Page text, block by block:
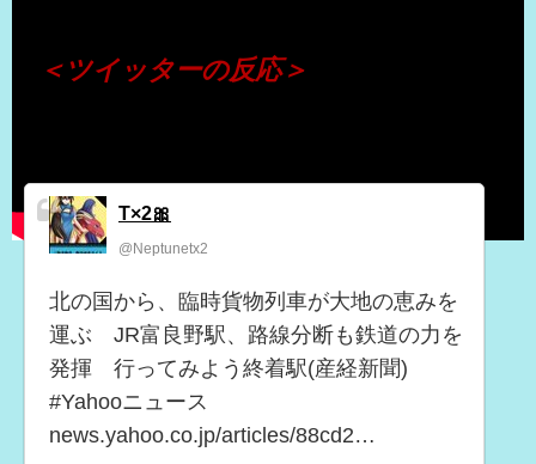
＜ツイッターの反応＞
T×2🎀
@Neptunetx2
北の国から、臨時貨物列車が大地の恵みを
運ぶ JR富良野駅、路線分断も鉄道の力を
発揮 行ってみよう終着駅(産経新聞)
#Yahooニュース
news.yahoo.co.jp/articles/88cd2…